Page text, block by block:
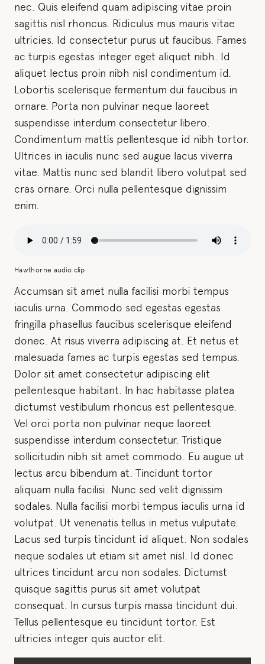
nec. Quis eleifend quam adipiscing vitae proin
sagittis nisl rhoncus. Ridiculus mus mauris vitae
ultricies. Id consectetur purus ut faucibus. Fames
ac turpis egestas integer eget aliquet nibh. Id
aliquet lectus proin nibh nisl condimentum id.
Lobortis scelerisque fermentum dui faucibus in
ornare. Porta non pulvinar neque laoreet
suspendisse interdum consectetur libero.
Condimentum mattis pellentesque id nibh tortor.
Ultrices in iaculis nunc sed augue lacus viverra
vitae. Mattis nunc sed blandit libero volutpat sed
cras ornare. Orci nulla pellentesque dignissim
enim.
Hawthorne audio clip
Accumsan sit amet nulla facilisi morbi tempus
iaculis urna. Commodo sed egestas egestas
fringilla phasellus faucibus scelerisque eleifend
donec. At risus viverra adipiscing at. Et netus et
malesuada fames ac turpis egestas sed tempus.
Dolor sit amet consectetur adipiscing elit
pellentesque habitant. In hac habitasse platea
dictumst vestibulum rhoncus est pellentesque.
Vel orci porta non pulvinar neque laoreet
suspendisse interdum consectetur. Tristique
sollicitudin nibh sit amet commodo. Eu augue ut
lectus arcu bibendum at. Tincidunt tortor
aliquam nulla facilisi. Nunc sed velit dignissim
sodales. Nulla facilisi morbi tempus iaculis urna id
volutpat. Ut venenatis tellus in metus vulputate.
Lacus sed turpis tincidunt id aliquet. Non sodales
neque sodales ut etiam sit amet nisl. Id donec
ultrices tincidunt arcu non sodales. Dictumst
quisque sagittis purus sit amet volutpat
consequat. In cursus turpis massa tincidunt dui.
Tellus pellentesque eu tincidunt tortor. Est
ultricies integer quis auctor elit.